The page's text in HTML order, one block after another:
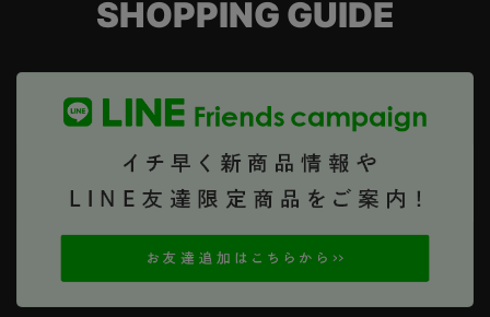
SHOPPING GUIDE